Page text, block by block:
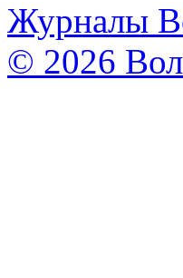
Журналы
© 2026